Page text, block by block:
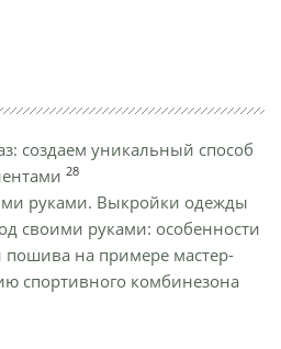
создаем уникальный способ
28
руками. Выкройки одежды
своими руками: особенности
пошива на примере мастер-
спортивного комбинезона